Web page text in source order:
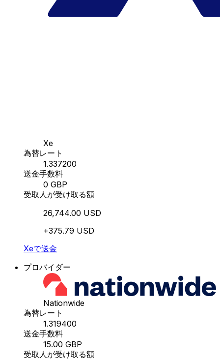
Xe
為替レート
1.337200
送金手数料
0 GBP
受取人が受け取る額
26,744.00 USD
+375.79 USD
Xeで送金
プロバイダー
Nationwide
為替レート
1.319400
送金手数料
15.00 GBP
受取人が受け取る額